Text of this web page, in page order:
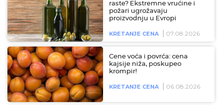
raste? Ekstremne vrućine i
požari ugrožavaju
proizvodnju u Evropi
KRETANJE CENA 07.08.2026
Cene voća i povrća: cena
kajsije niža, poskupeo
krompir!
KRETANJE CENA 06.08.2026